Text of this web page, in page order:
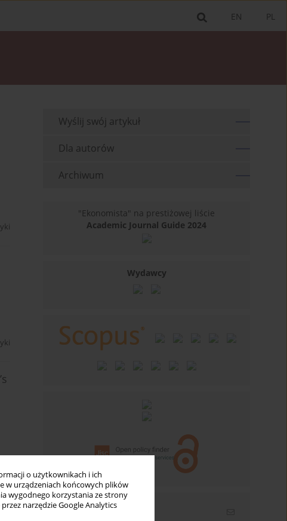
o użytkownikach i ich
w urządzeniach końcowych plików
wygodnego korzystania ze strony
narzędzie Google Analytics
PL
EN
Wyślij swój artykuł
Dla autorów
Archiwum
"Ekonomista" na prestiżowej liście
Academic Journal Guide 2024
Wydawcy
Newsletter